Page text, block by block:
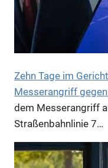
Zehn Tage im
Messerangriff
dem Messerangriff
Straßenbahnlinie 7…